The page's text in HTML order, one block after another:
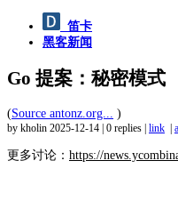
笛卡
黑客新闻
Go 提案：秘密模式
(Source antonz.org... )
by kholin 2025-12-14 0 replies link
更多讨论： https://